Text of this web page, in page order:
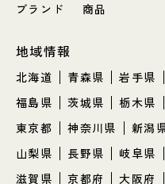
ブランド
商品
地域情報
北海道 青森県 岩手県
福島県
茨城県 栃木県
東京都
神奈川県 新潟
山梨県
長野県 岐阜県
滋賀県
京都府 大阪府